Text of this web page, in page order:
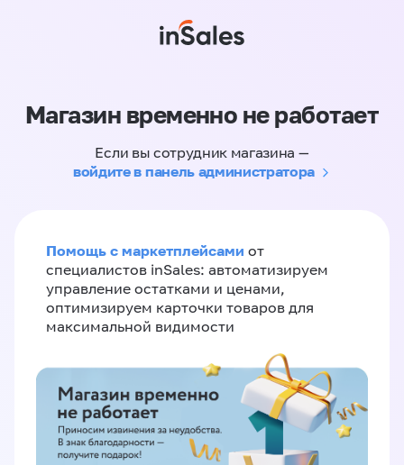
Магазин временно не работает
Если вы сотрудник магазина —
войдите в панель администратора
Помощь с маркетплейсами от
специалистов inSales: автоматизируем
управление остатками и ценами,
оптимизируем карточки товаров для
максимальной видимости